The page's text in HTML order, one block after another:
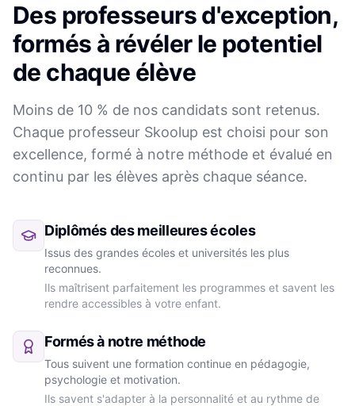
Des professeurs d'exception,
formés à révéler le potentiel
de chaque élève
Moins de 10 % de nos candidats sont retenus.
Chaque professeur Skoolup est choisi pour son
excellence, formé à notre méthode et évalué en
continu par les élèves après chaque séance.
Diplômés des meilleures écoles
Issus des grandes écoles et universités les plus
reconnues.
Ils maîtrisent parfaitement les programmes et savent les
rendre accessibles à votre enfant.
Formés à notre méthode
Tous suivent une formation continue en pédagogie,
psychologie et motivation.
Ils savent s'adapter à la personnalité et au rythme de